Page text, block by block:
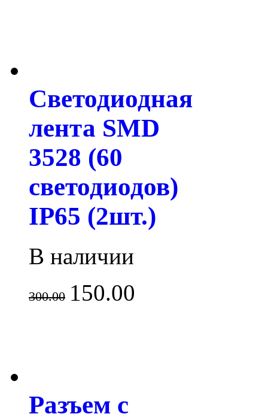
Светодиодная
лента SMD
3528 (60
светодиодов)
IP65 (2шт.)
В наличии
300.00 150.00
Разъем с